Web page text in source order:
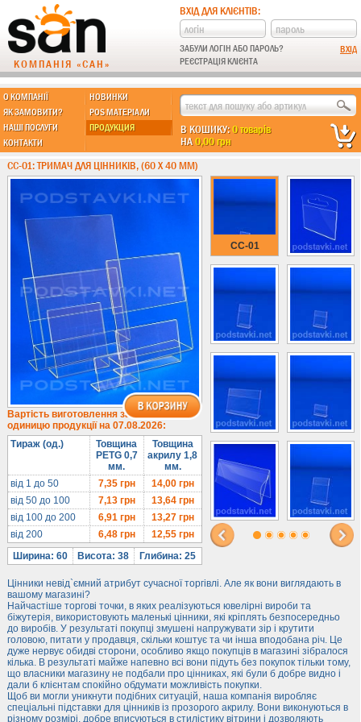
КОМПАНІЯ «САН»
ВХІД ДЛЯ КЛІЄНТІВ:
ЗАБУЛИ ЛОГІН АБО ПАРОЛЬ?
РЕЄСТРАЦІЯ КЛІЄНТА
О КОМПАНІЇ
НОВИНКИ
ЯК ЗАМОВИТИ?
POS МАТЕРІАЛИ
НАШІ ПОСЛУГИ
ПРОДУКЦИЯ
КОНТАКТИ
В КОШИКУ:0 товарів
НА0,00 грн
МЫ ДЕЛАЕМ:
Підставки із пластику
Новинки !!!
Різні підставки
Під поліграфію
Навісні кишені
Менюхолдери
Під мобільні
Під біжутерію
Гірки та подіуми
Під косметику
Під солодке
Для хот-догів
Лототрони
Ящики з акрилу
Цінники
Засоби захисту
Інформ. стенди
Підлогові стійки
CC-01: ТРИМАЧ ДЛЯ ЦІННИКІВ, (60 Х 40 ММ)
Вартість виготовлення за
одиницю продукції на 07.08.2026:
Тираж (од.)
Товщина
PETG 0,7
мм.
Товщина
акрилу 1,8
мм.
від 1 до 50
7,35грн 14,00грн
від 50 до 100
7,13грн 13,64грн
від 100 до 200
6,91грн 13,27грн
від 200
6,48грн 12,55грн
Ширина: 60
Висота: 38 Глибина: 25
Цінники невід`ємний атрибут сучасної торгівлі. Але як вони виглядають в
вашому магазині?
Найчастіше торгові точки, в яких реалізуються ювелірні вироби та
біжутерія, використовують маленькі цінники, які кріплять безпосередньо
до виробів. У результаті покупці змушені напружувати зір і крутити
головою, питати у продавця, скільки коштує та чи інша вподобана річ. Це
дуже нервує обидві сторони, особливо якщо покупців в магазині зібралося
кілька. В результаті майже напевно всі вони підуть без покупок тільки тому,
що власники магазину не подбали про цінниках, які були б добре видно і
дали б клієнтам спокійно обдумати можливість покупки.
Щоб ви могли уникнути подібних ситуацій, наша компанія виробляє
спеціальні підставки для цінників із прозорого акрилу. Вони виконуються в
різному розмірі, добре вписуються в стилістику вітрини і дозволяють
CC-01